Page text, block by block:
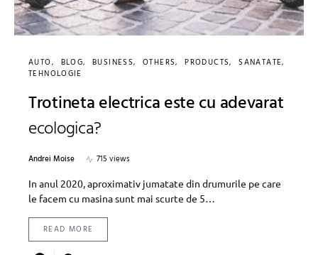
AUTO BLOG BUSINESS OTHERS PRODUCTS
SANATATE
TEHNOLOGIE
Trotineta electrica este cu adevarat
ecologica?
Andrei Moise
715 views
In anul 2020, aproximativ jumatate din drumurile pe care
le facem cu masina sunt mai scurte de 5…
READ MORE